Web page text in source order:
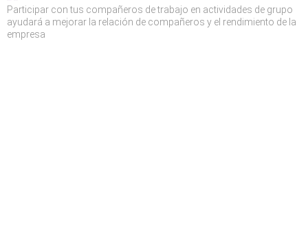
Participar con tus compañeros de trabajo en actividades de grupo
ayudará a mejorar la relación de compañeros y el rendimiento de la
empresa